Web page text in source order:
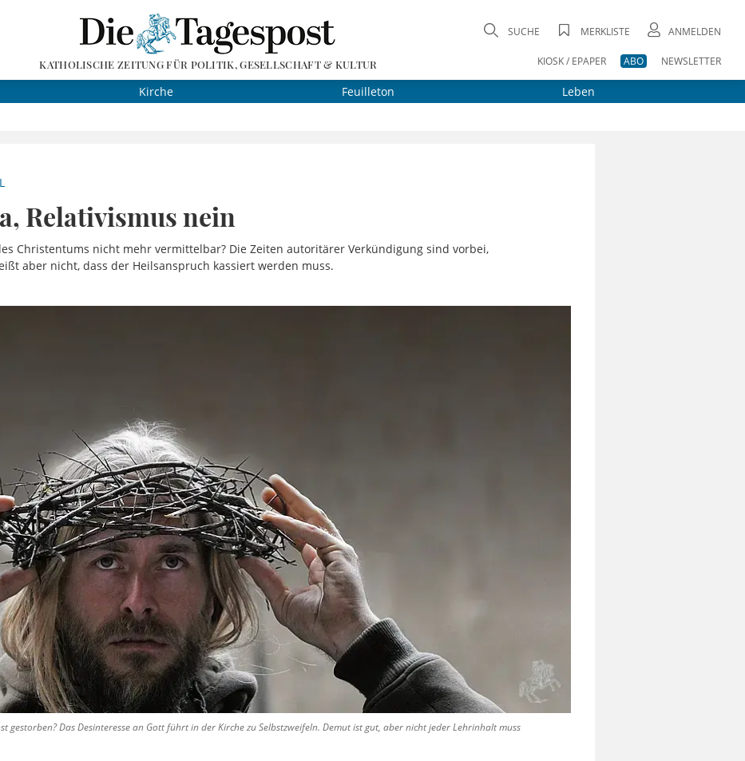
KATHOLISCHE ZEITUNG FÜR POLITIK, GESELLSCHAFT & KULTUR
SUCHE MERKLISTE ANMELDEN
KIOSK / EPAPER ABO NEWSLETTER
Kirche Feuilleton Leben
Relativismus nein
Christentums nicht mehr vermittelbar? Die Zeiten autoritärer Verkündigung sind vorbei,
aber nicht, dass der Heilsanspruch kassiert werden muss.
gestorben? Das Desinteresse an Gott führt in der Kirche zu Selbstzweifeln. Demut ist gut, aber nicht jeder Lehrinhalt muss